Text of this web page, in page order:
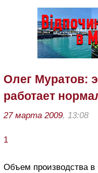
Олег Муратов:
работает
27 марта 2009, 13:08
1
Объем производства